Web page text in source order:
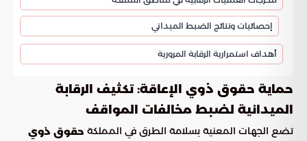
إحصائيات ونتائج الضبط الميداني
أهداف استمرارية الرقابة المرورية
حماية حقوق ذوي الإعاقة: تكثيف الرقابة
الميدانية لضبط مخالفات المواقف
تضع الجهات المعنية بسلامة الطرق في المملكة حقوق ذوي